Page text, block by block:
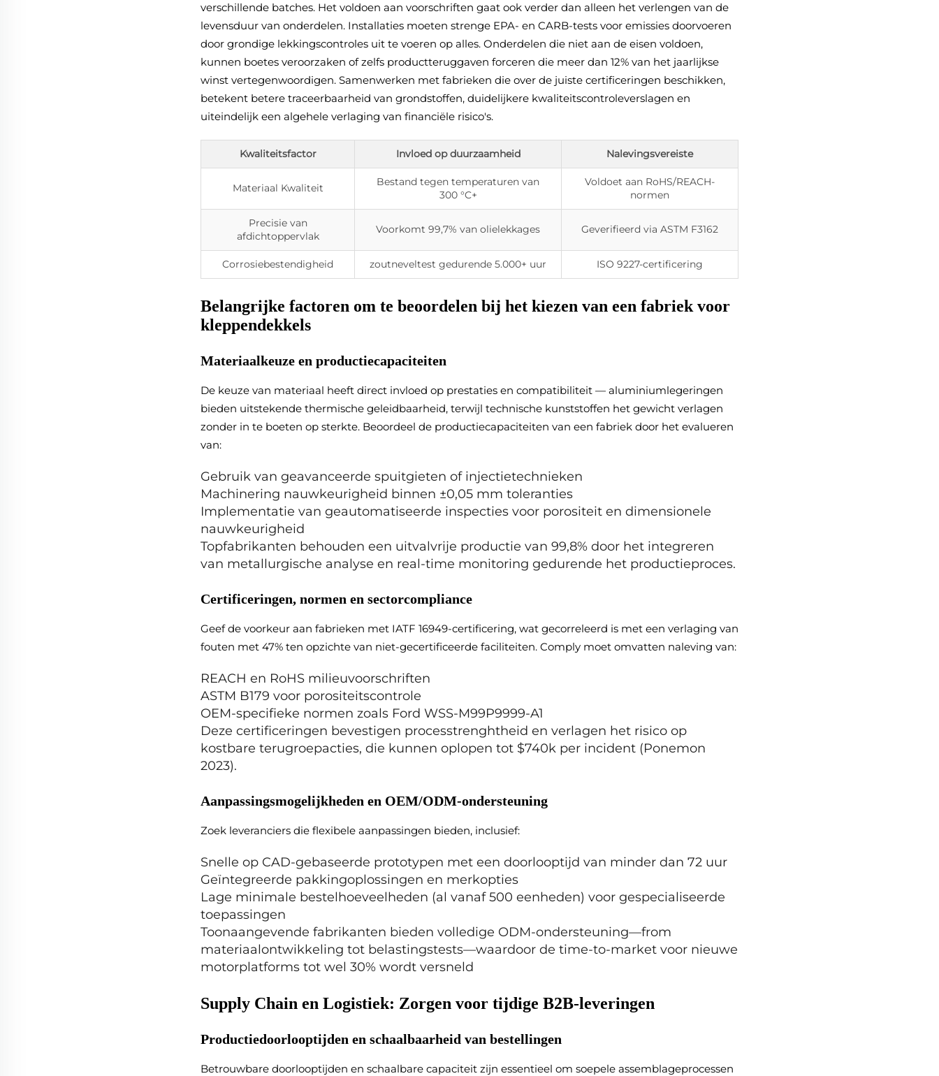
verschillende batches. Het voldoen aan voorschriften gaat ook verder dan alleen het verlengen van de
levensduur van onderdelen. Installaties moeten strenge EPA- en CARB-tests voor emissies doorvoeren
door grondige lekkingscontroles uit te voeren op alles. Onderdelen die niet aan de eisen voldoen,
kunnen boetes veroorzaken of zelfs productteruggaven forceren die meer dan 12% van het jaarlijkse
winst vertegenwoordigen. Samenwerken met fabrieken die over de juiste certificeringen beschikken,
betekent betere traceerbaarheid van grondstoffen, duidelijkere kwaliteitscontroleverslagen en
uiteindelijk een algehele verlaging van financiële risico's.
Kwaliteitsfactor Invloed op duurzaamheid Nalevingsvereiste
Materiaal Kwaliteit
Bestand tegen temperaturen van
300 °C+
Voldoet aan RoHS/REACH-
normen
Precisie van
afdichtoppervlak
Voorkomt 99,7% van olielekkages Geverifieerd via ASTM F3162
Corrosiebestendigheid zoutneveltest gedurende 5.000+ uur ISO 9227-certificering
Belangrijke factoren om te beoordelen bij het kiezen van een fabriek voor
kleppendekkels
Materiaalkeuze en productiecapaciteiten
De keuze van materiaal heeft direct invloed op prestaties en compatibiliteit — aluminiumlegeringen
bieden uitstekende thermische geleidbaarheid, terwijl technische kunststoffen het gewicht verlagen
zonder in te boeten op sterkte. Beoordeel de productiecapaciteiten van een fabriek door het evalueren
van:
Gebruik van geavanceerde spuitgieten of injectietechnieken
Machinering nauwkeurigheid binnen ±0,05 mm toleranties
Implementatie van geautomatiseerde inspecties voor porositeit en dimensionele
nauwkeurigheid
Topfabrikanten behouden een uitvalvrije productie van 99,8% door het integreren
van metallurgische analyse en real-time monitoring gedurende het productieproces.
Certificeringen, normen en sectorcompliance
Geef de voorkeur aan fabrieken met IATF 16949-certificering, wat gecorreleerd is met een verlaging van
fouten met 47% ten opzichte van niet-gecertificeerde faciliteiten. Comply moet omvatten naleving van:
REACH en RoHS milieuvoorschriften
ASTM B179 voor porositeitscontrole
OEM-specifieke normen zoals Ford WSS-M99P9999-A1
Deze certificeringen bevestigen processtrenghtheid en verlagen het risico op
kostbare terugroepacties, die kunnen oplopen tot $740k per incident (Ponemon
2023).
Aanpassingsmogelijkheden en OEM/ODM-ondersteuning
Zoek leveranciers die flexibele aanpassingen bieden, inclusief:
Snelle op CAD-gebaseerde prototypen met een doorlooptijd van minder dan 72 uur
Geïntegreerde pakkingoplossingen en merkopties
Lage minimale bestelhoeveelheden (al vanaf 500 eenheden) voor gespecialiseerde
toepassingen
Toonaangevende fabrikanten bieden volledige ODM-ondersteuning—from
materiaalontwikkeling tot belastingstests—waardoor de time-to-market voor nieuwe
motorplatforms tot wel 30% wordt versneld
Supply Chain en Logistiek: Zorgen voor tijdige B2B-leveringen
Productiedoorlooptijden en schaalbaarheid van bestellingen
Betrouwbare doorlooptijden en schaalbare capaciteit zijn essentieel om soepele assemblageprocessen